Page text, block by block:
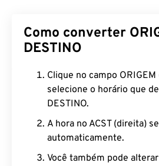
Como converter
DESTINO
Clique no campo
selecione o horário que
DESTINO.
A hora no ACST (direita)
automaticamente.
Você também pode